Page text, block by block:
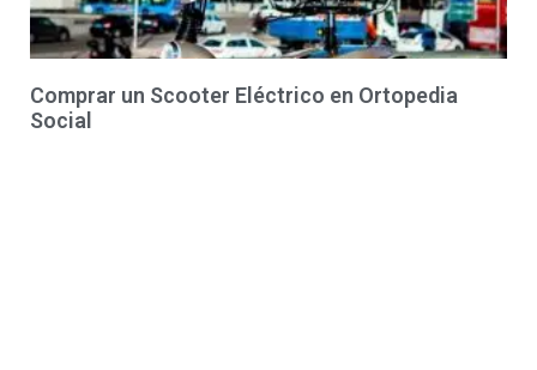
Comprar un Scooter Eléctrico en Ortopedia
Social